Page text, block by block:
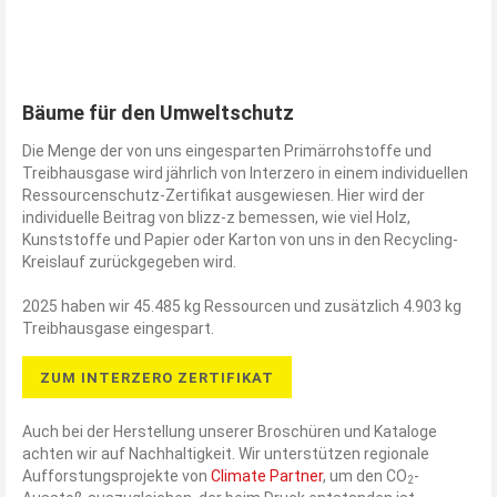
Bäume für den Umweltschutz
Die Menge der von uns eingesparten Primärrohstoffe und
Treibhausgase wird jährlich von Interzero in einem individuellen
Ressourcenschutz-Zertifikat ausgewiesen. Hier wird der
individuelle Beitrag von blizz-z bemessen, wie viel Holz,
Kunststoffe und Papier oder Karton von uns in den Recycling-
Kreislauf zurückgegeben wird.
2025 haben wir 45.485 kg Ressourcen und zusätzlich 4.903 kg
Treibhausgase eingespart.
ZUM INTERZERO ZERTIFIKAT
Auch bei der Herstellung unserer Broschüren und Kataloge
achten wir auf Nachhaltigkeit. Wir unterstützen regionale
Aufforstungsprojekte von Climate Partner, um den CO2-